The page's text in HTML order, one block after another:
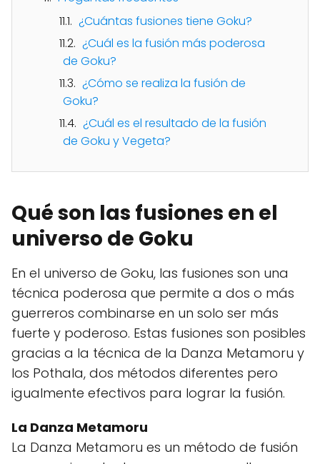
¿Cuántas fusiones tiene Goku?
¿Cuál es la fusión más poderosa
de Goku?
¿Cómo se realiza la fusión de
Goku?
¿Cuál es el resultado de la fusión
de Goku y Vegeta?
Qué son las fusiones en el
universo de Goku
En el universo de Goku, las fusiones son una
técnica poderosa que permite a dos o más
guerreros combinarse en un solo ser más
fuerte y poderoso. Estas fusiones son posibles
gracias a la técnica de la Danza Metamoru y
los Pothala, dos métodos diferentes pero
igualmente efectivos para lograr la fusión.
La Danza Metamoru
La Danza Metamoru es un método de fusión